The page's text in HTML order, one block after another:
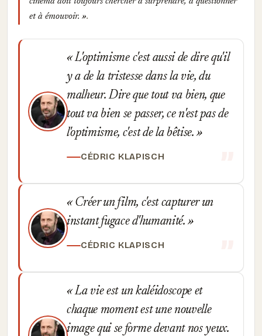
et à émouvoir.
.
L'optimisme c'est aussi de dire qu'il
y a de la tristesse dans la vie, du
malheur. Dire que tout va bien, que
tout va bien se passer, ce n'est pas de
l'optimisme, c'est de la bêtise.
CÉDRIC KLAPISCH
Créer un film, c'est capturer un
instant fugace d'humanité.
CÉDRIC KLAPISCH
La vie est un kaléidoscope et
chaque moment est une nouvelle
image qui se forme devant nos yeux.